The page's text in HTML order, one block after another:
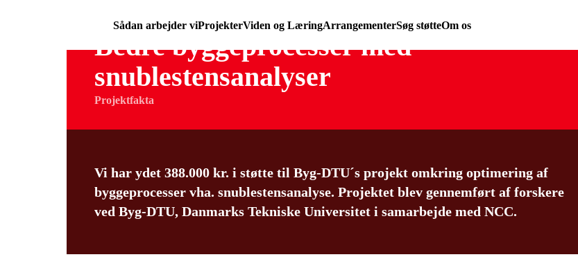
Sådan arbejder viProjekterViden og LæringArrangementerSøg støtteOm os
Bedre byggeprocesser med
snublestensanalyser
Projektfakta
Vi har ydet 388.000 kr. i støtte til Byg-DTU´s projekt omkring optimering af
byggeprocesser vha. snublestensanalyse. Projektet blev gennemført af forskere
ved Byg-DTU, Danmarks Tekniske Universitet i samarbejde med NCC.